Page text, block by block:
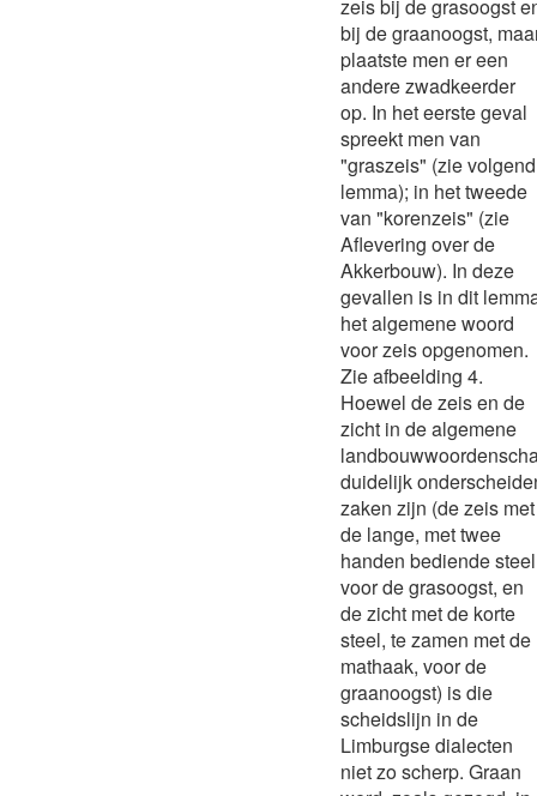
zeis bij de grasoogst
bij de graanoogst,
plaatste men er een
andere zwadkeerder
op. In het eerste geval
spreekt men van
"graszeis" (zie volgend
lemma); in het tweede
van "korenzeis" (zie
Aflevering over de
Akkerbouw). In deze
gevallen is in dit
het algemene woord
voor zeis opgenomen.
Zie afbeelding 4.
Hoewel de zeis en de
zicht in de algemene
duidelijk
zaken zijn (de zeis met
de lange, met twee
handen bediende steel
voor de grasoogst, en
de zicht met de korte
steel, te zamen met de
mathaak, voor de
graanoogst) is die
scheidslijn in de
Limburgse dialecten
niet zo scherp. Graan